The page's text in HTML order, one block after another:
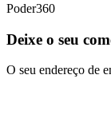
Poder360
Deixe o seu
O seu endereço de